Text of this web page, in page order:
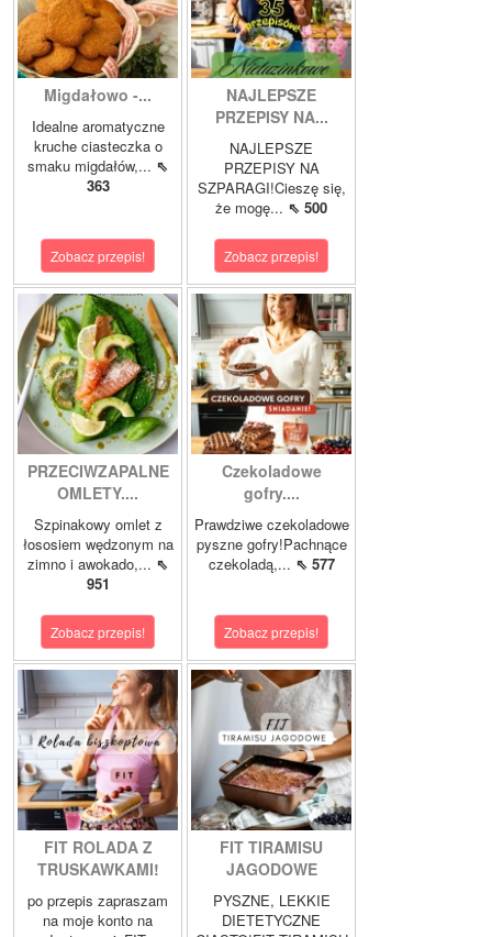
Migdałowo -...
Idealne aromatyczne
kruche ciasteczka o
smaku migdałów,... ⇖
363
Zobacz przepis!
NAJLEPSZE
PRZEPISY NA...
NAJLEPSZE
PRZEPISY NA
SZPARAGI!Cieszę się,
że mogę... ⇖ 500
Zobacz przepis!
PRZECIWZAPALNE
OMLETY....
Szpinakowy omlet z
łososiem wędzonym na
zimno i awokado,... ⇖
951
Zobacz przepis!
Czekoladowe
gofry....
Prawdziwe czekoladowe
pyszne gofry!Pachnące
czekoladą,... ⇖ 577
Zobacz przepis!
FIT ROLADA Z
TRUSKAWKAMI!
po przepis zapraszam
na moje konto na
FIT TIRAMISU
JAGODOWE
PYSZNE, LEKKIE
DIETETYCZNE